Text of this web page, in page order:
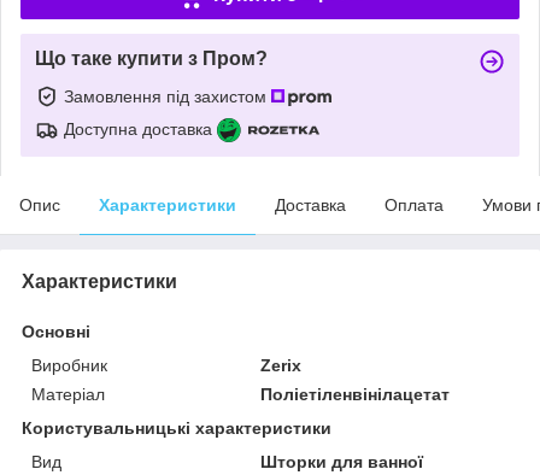
Що таке купити з Пром?
Замовлення під захистом
Доступна доставка
Опис Характеристики Доставка Оплата Умови
Характеристики
Основні
Виробник
Zerix
Матеріал
Поліетіленвінілацетат
Користувальницькі характеристики
Вид
Шторки для ванної